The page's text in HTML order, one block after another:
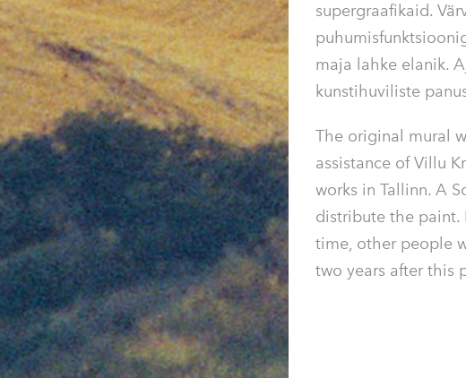
supergraafikaid.
maja lahke elanik.
kunstihuviliste
The original mural
assistance ofVillu
works in Tallinn. A
distribute the paint.
time, other people
two years after this